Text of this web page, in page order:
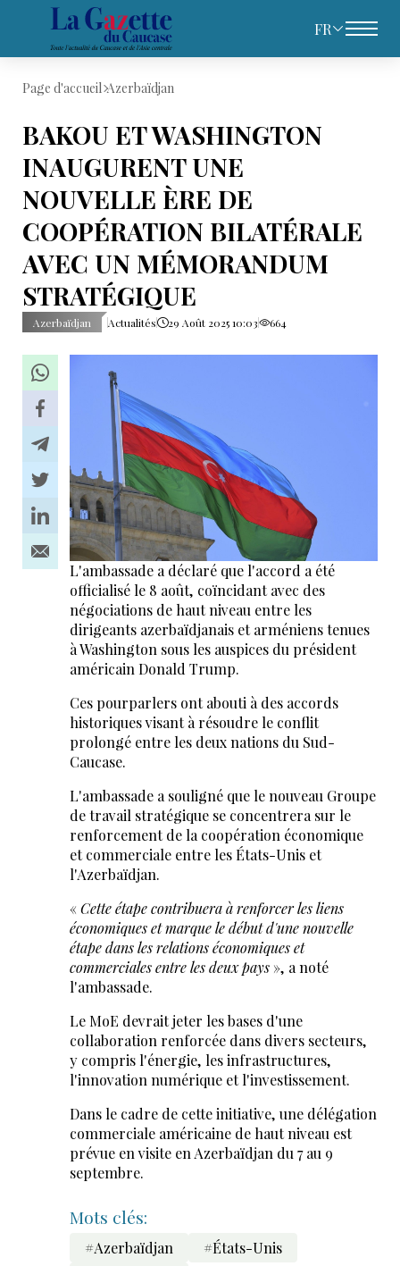
FR
Page d'accueil Azerbaïdjan
BAKOU ET WASHINGTON
INAUGURENT UNE
NOUVELLE ÈRE DE
COOPÉRATION BILATÉRALE
AVEC UN MÉMORANDUM
STRATÉGIQUE
Azerbaïdjan Actualités 29 Août 2025 10:03 664
L'ambassade a déclaré que l'accord a été
officialisé le 8 août, coïncidant avec des
négociations de haut niveau entre les
dirigeants azerbaïdjanais et arméniens tenues
à Washington sous les auspices du président
américain Donald Trump.
Ces pourparlers ont abouti à des accords
historiques visant à résoudre le conflit
prolongé entre les deux nations du Sud-
Caucase.
L'ambassade a souligné que le nouveau Groupe
de travail stratégique se concentrera sur le
renforcement de la coopération économique
et commerciale entre les États-Unis et
l'Azerbaïdjan.
«Cette étape contribuera à renforcer les liens
économiques et marque le début d'une nouvelle
étape dans les relations économiques et
commerciales entre les deux pays », a noté
l'ambassade.
Le MoE devrait jeter les bases d'une
collaboration renforcée dans divers secteurs,
y compris l'énergie, les infrastructures,
l'innovation numérique et l'investissement.
Dans le cadre de cette initiative, une délégation
commerciale américaine de haut niveau est
prévue en visite en Azerbaïdjan du 7 au 9
septembre.
Mots clés:
#Azerbaïdjan
#États-Unis